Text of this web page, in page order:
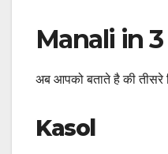
Manali in
अब आपको बताते है की
Kasol